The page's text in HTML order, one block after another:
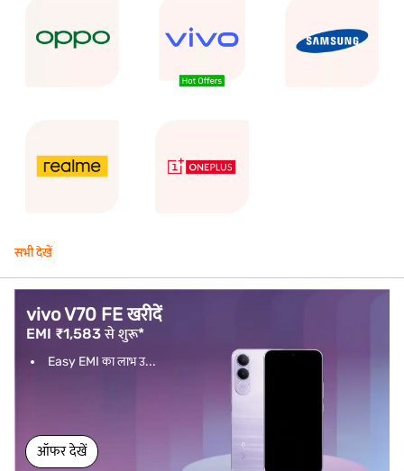
सभी देखें
vivo V70 FE खरीदें
EMI ₹1,583 से शुरू*
Easy EMI का लाभ उ...
ऑफर देखें